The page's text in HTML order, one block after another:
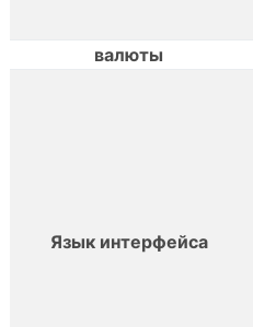
валюты
Язык интерфейса